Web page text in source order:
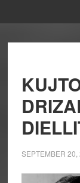
SEPTEMBER 20,